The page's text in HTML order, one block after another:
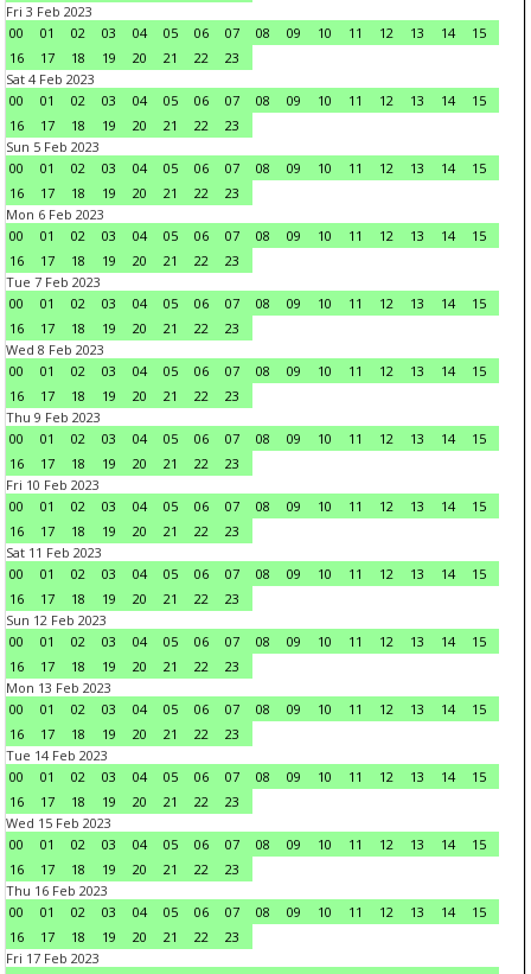
Fri 3 Feb 2023
00
01 02 03 04 05 06 07 08 09 10 11 12 13 14
15
16
17 18 19 20 21 22
23
Sat 4 Feb 2023
00
01 02 03 04 05 06 07 08 09 10 11 12 13 14
15
16
17 18 19 20 21 22
23
Sun 5 Feb 2023
00
01 02 03 04 05 06 07 08 09 10 11 12 13 14
15
16
17 18 19 20 21 22
23
Mon 6 Feb 2023
00
01 02 03 04 05 06 07 08 09 10 11 12 13 14
15
16
17 18 19 20 21 22
23
Tue 7 Feb 2023
00
01 02 03 04 05 06 07 08 09 10 11 12 13 14
15
16
17 18 19 20 21 22
23
Wed 8 Feb 2023
00
01 02 03 04 05 06 07 08 09 10 11 12 13 14
15
16
17 18 19 20 21 22
23
Thu 9 Feb 2023
00
01 02 03 04 05 06 07 08 09 10 11 12 13 14
15
16
17 18 19 20 21 22
23
Fri 10 Feb 2023
00
01 02 03 04 05 06 07 08 09 10 11 12 13 14
15
16
17 18 19 20 21 22
23
Sat 11 Feb 2023
00
01 02 03 04 05 06 07 08 09 10 11 12 13 14
15
16
17 18 19 20 21 22
23
Sun 12 Feb 2023
00
01 02 03 04 05 06 07 08 09 10 11 12 13 14
15
16
17 18 19 20 21 22
23
Mon 13 Feb 2023
00
01 02 03 04 05 06 07 08 09 10 11 12 13 14
15
16
17 18 19 20 21 22
23
Tue 14 Feb 2023
00
01 02 03 04 05 06 07 08 09 10 11 12 13 14
15
16
17 18 19 20 21 22
23
Wed 15 Feb 2023
00
01 02 03 04 05 06 07 08 09 10 11 12 13 14
15
16
17 18 19 20 21 22
23
Thu 16 Feb 2023
00
01 02 03 04 05 06 07 08 09 10 11 12 13 14
15
16
17 18 19 20 21 22
23
Fri 17 Feb 2023